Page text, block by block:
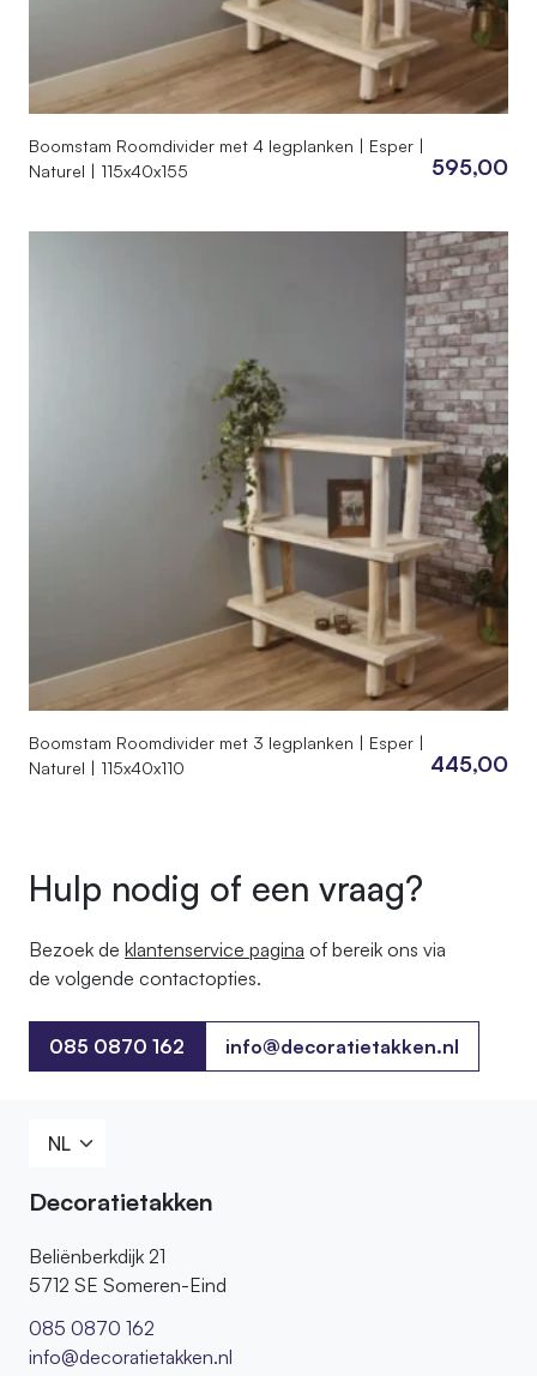
Boomstam Roomdivider met 4 legplanken | Esper |
Naturel | 115x40x155
595,00
Boomstam Roomdivider met 3 legplanken | Esper |
Naturel | 115x40x110
445,00
Hulp nodig of een vraag?
Bezoek de klantenservice pagina of bereik ons ​​via
de volgende contactopties.
085 0870 162
085 0870 162
info@decoratietakken.nl
Decoratietakken
Beliënberkdijk 21
5712 SE Someren-Eind
085 0870 162
info@decoratietakken.nl